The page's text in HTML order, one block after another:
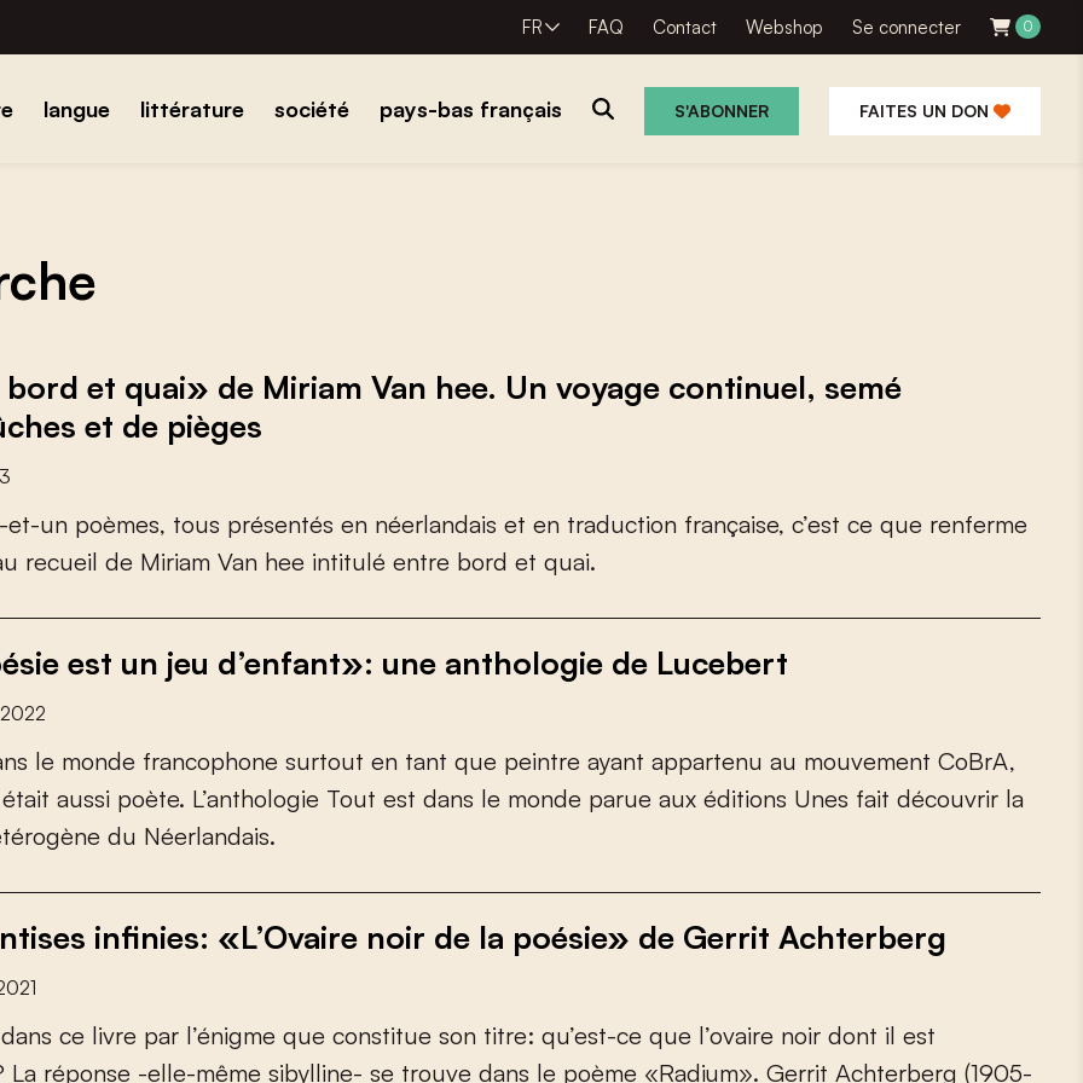
FR FAQ Contact Webshop Se connecter 0
langue littérature société pays-bas français S'ABONNER FAITES UN DON
et quai» de Miriam Van hee. Un voyage continuel, semé
et de pièges
-et-un poèmes, tous présentés en néerlandais et en traduction française, c’est ce que renferme
u recueil de Miriam Van hee intitulé entre bord et quai.
est un jeu d’enfant»: une anthologie de Lucebert
ns le monde francophone surtout en tant que peintre ayant appartenu au mouvement CoBrA,
était aussi poète. L’anthologie Tout est dans le monde parue aux éditions Unes fait découvrir la
térogène du Néerlandais.
infinies: «L’Ovaire noir de la poésie» de Gerrit Achterberg
dans ce livre par l’énigme que constitue son titre: qu’est-ce que l’ovaire noir dont il est
La réponse -elle-même sibylline- se trouve dans le poème «Radium». Gerrit Achterberg (1905-